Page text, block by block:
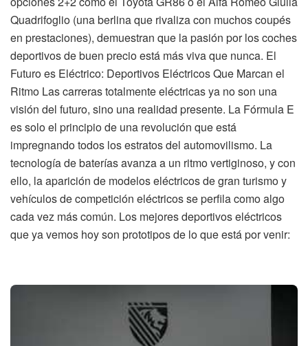
Quadrifoglio (una berlina que rivaliza con muchos coupés
en prestaciones), demuestran que la pasión por los coches
deportivos de buen precio está más viva que nunca. El
Futuro es Eléctrico: Deportivos Eléctricos Que Marcan el
Ritmo Las carreras totalmente eléctricas ya no son una
visión del futuro, sino una realidad presente. La Fórmula E
es solo el principio de una revolución que está
impregnando todos los estratos del automovilismo. La
tecnología de baterías avanza a un ritmo vertiginoso, y con
ello, la aparición de modelos eléctricos de gran turismo y
vehículos de competición eléctricos se perfila como algo
cada vez más común. Los mejores deportivos eléctricos
que ya vemos hoy son prototipos de lo que está por venir: